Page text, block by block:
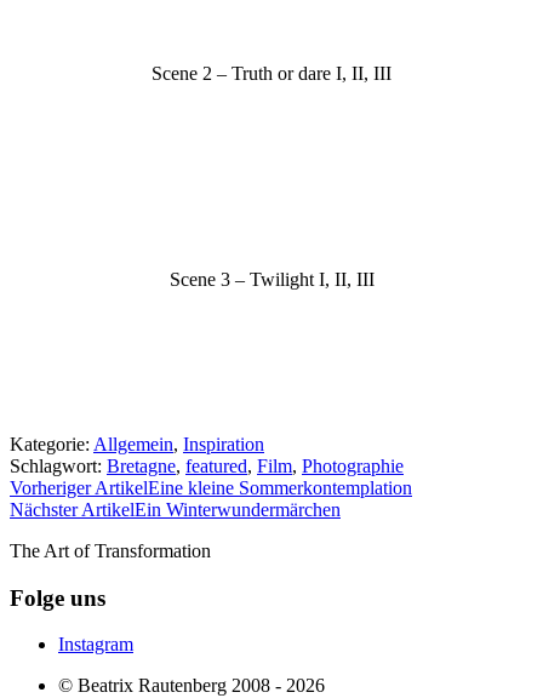
Scene 2 – Truth or dare I, II, III
Scene 3 – TwilightI, II, III
Kategorie: Allgemein, Inspiration
Schlagwort: Bretagne, featured, Film, Photographie
Vorheriger ArtikelEine kleine Sommerkontemplation
Nächster ArtikelEin Winterwundermärchen
The Art of Transformation
Folge uns
Instagram
© Beatrix Rautenberg 2008 - 2026